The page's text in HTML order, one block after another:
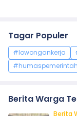
Tagar Populer
#lowongankerja
#humaspemerintah
Berita Warga
Berita